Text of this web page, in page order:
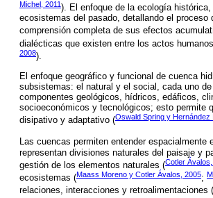
Michel, 2011). El enfoque de la ecología
ecosistemas del pasado, detallando el
comprensión completa de sus efectos
dialécticas que existen entre los actos
2008).
El enfoque geográfico y funcional de cuenca
subsistemas: el natural y el social, cada uno
componentes geológicos, hídricos, edáficos,
socioeconómicos y tecnológicos; esto permite
disipativo y adaptativo (Oswald Spring y Hernández
Las cuencas permiten entender
representan divisiones naturales del paisaje y
gestión de los elementos naturales (Cotler
ecosistemas (Maass Moreno y Cotler Ávalos, 2005;
relaciones, interacciones y retroalimentaciones (